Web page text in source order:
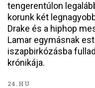
tengerentúlon
korunk két
Drake és a hiphop
Lamar egymásnak
iszapbirkózásba
krónikája.
24.HU